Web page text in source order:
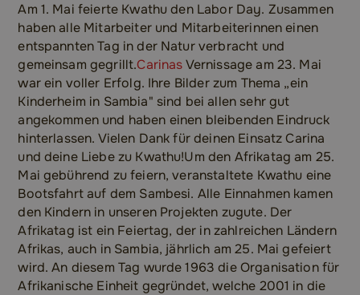
Am 1. Mai feierte Kwathu den Labor Day. Zusammen
haben alle Mitarbeiter und Mitarbeiterinnen einen
entspannten Tag in der Natur verbracht und
gemeinsam gegrillt.Carinas Vernissage am 23. Mai
war ein voller Erfolg. Ihre Bilder zum Thema „ein
Kinderheim in Sambia" sind bei allen sehr gut
angekommen und haben einen bleibenden Eindruck
hinterlassen. Vielen Dank für deinen Einsatz Carina
und deine Liebe zu Kwathu!Um den Afrikatag am 25.
Mai gebührend zu feiern, veranstaltete Kwathu eine
Bootsfahrt auf dem Sambesi. Alle Einnahmen kamen
den Kindern in unseren Projekten zugute. Der
Afrikatag ist ein Feiertag, der in zahlreichen Ländern
Afrikas, auch in Sambia, jährlich am 25. Mai gefeiert
wird. An diesem Tag wurde 1963 die Organisation für
Afrikanische Einheit gegründet, welche 2001 in die